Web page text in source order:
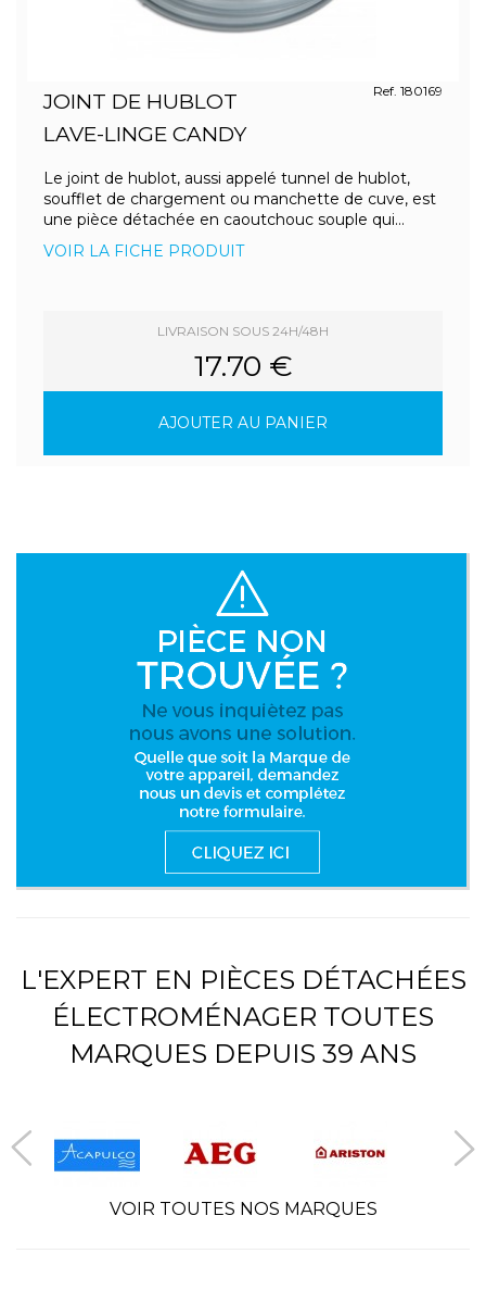
JOINT DE HUBLOT
LAVE-LINGE CANDY
Ref. 180169
Le joint de hublot, aussi appelé tunnel de hublot,
soufflet de chargement ou manchette de cuve, est
une pièce détachée en caoutchouc souple qui...
VOIR LA FICHE PRODUIT
LIVRAISON SOUS 24H/48H
17.70 €
AJOUTER AU PANIER
L'EXPERT EN PIÈCES DÉTACHÉES
ÉLECTROMÉNAGER TOUTES
MARQUES DEPUIS 39 ANS
VOIR TOUTES NOS MARQUES